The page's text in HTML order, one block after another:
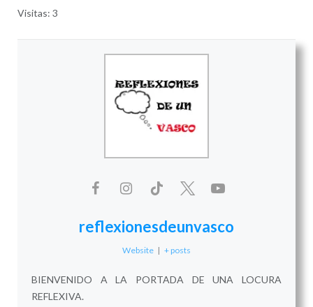
Visitas: 3
reflexionesdeunvasco
Website | + posts
BIENVENIDO A LA PORTADA DE UNA LOCURA
REFLEXIVA.